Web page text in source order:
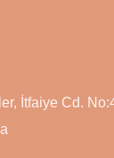
İtfaiye Cd.